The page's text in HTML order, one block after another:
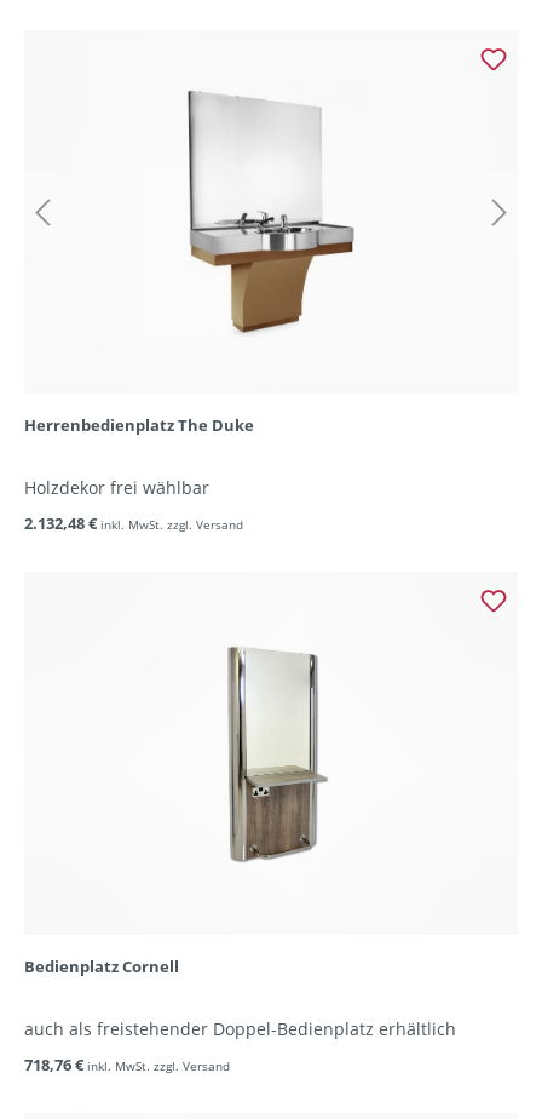
Herrenbedienplatz The Duke
Holzdekor frei wählbar
2.132,48 € inkl. MwSt. zzgl. Versand
Bedienplatz Cornell
auch als freistehender Doppel-Bedienplatz erhältlich
718,76 € inkl. MwSt. zzgl. Versand